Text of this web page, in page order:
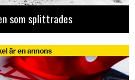
som splittrades